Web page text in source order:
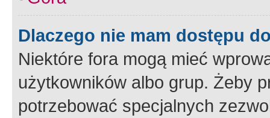
Dlaczego nie mam dostępu
Niektóre fora mogą mieć
użytkowników albo grup. Żeby
potrzebować specjalnych